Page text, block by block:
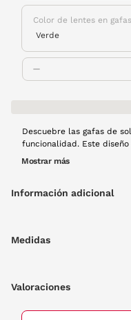
Color de lentes en gafas
Descuebre las gafas de
funcionalidad. Este
de en color habana, lo que las hace resistentes y ligeras. Las
atemporal que se adapta
Mostrar más
Información adicional
Medidas
Valoraciones